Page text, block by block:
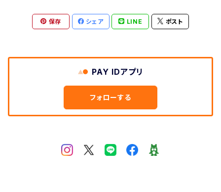
SWEET CAMEL スウィートキャメル
M・J・G エム,ジ,ジェ
MID FOOT ミッドフット
ワンピース
カットソー
BOTOMS ボトムス
保存 シェア LINE ポスト
PAY IDアプリ
フォローする